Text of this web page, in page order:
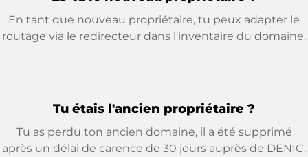
En tant que nouveau propriétaire, tu peux adapter le
routage via le redirecteur dans l'inventaire du domaine.
Tu étais l'ancien propriétaire ?
Tu as perdu ton ancien domaine, il a été supprimé
après un délai de carence de 30 jours auprès de DENIC.